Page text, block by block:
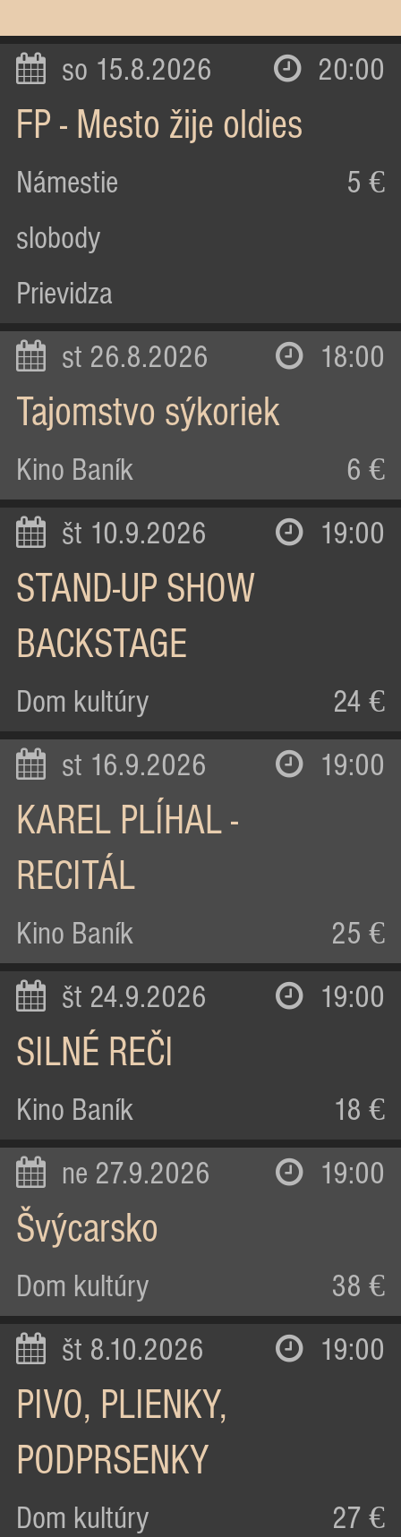
so 15.8.2026 20:00
FP - Mesto žije oldies
Námestie
slobody
Prievidza
5 €
st 26.8.2026 18:00
Tajomstvo sýkoriek
Kino Baník 6 €
št 10.9.2026 19:00
STAND-UP SHOW
BACKSTAGE
Dom kultúry 24 €
st 16.9.2026 19:00
KAREL PLÍHAL -
RECITÁL
Kino Baník 25 €
št 24.9.2026 19:00
SILNÉ REČI
Kino Baník 18 €
ne 27.9.2026 19:00
Švýcarsko
Dom kultúry 38 €
št 8.10.2026 19:00
PIVO, PLIENKY,
PODPRSENKY
Dom kultúry 27 €